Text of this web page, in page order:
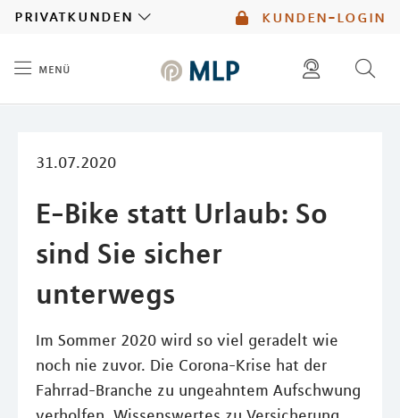
kunden-login
privatkunden
menü
31.07.2020
E-Bike statt Urlaub: So
sind Sie sicher
unterwegs
Im Sommer 2020 wird so viel geradelt wie
noch nie zuvor. Die Corona-Krise hat der
Fahrrad-Branche zu ungeahntem Aufschwung